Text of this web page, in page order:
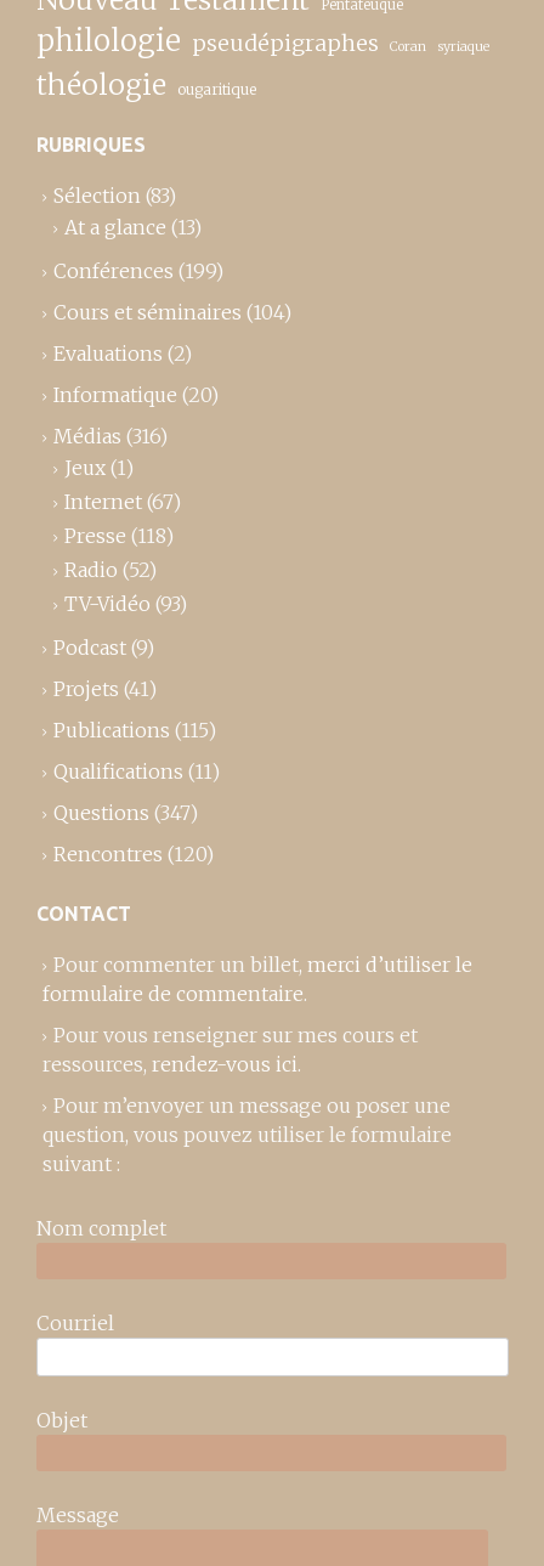
Pentateuque
philologie pseudépigraphes Coran syriaque
théologie ougaritique
RUBRIQUES
Sélection (83)
At a glance (13)
Conférences (199)
Cours et séminaires (104)
Evaluations (2)
Informatique (20)
Médias (316)
Jeux (1)
Internet (67)
Presse (118)
Radio (52)
TV-Vidéo (93)
Podcast (9)
Projets (41)
Publications (115)
Qualifications (11)
Questions (347)
Rencontres (120)
CONTACT
Pour commenter un billet, merci d’utiliser le
formulaire de commentaire.
Pour vous renseigner sur mes cours et
ressources, rendez-vous ici.
Pour m’envoyer un message ou poser une
question, vous pouvez utiliser le formulaire
suivant :
Nom complet
Courriel
Objet
Message